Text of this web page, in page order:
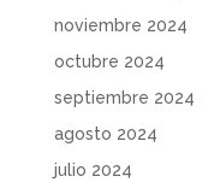
noviembre 2024
octubre 2024
septiembre 2024
agosto 2024
julio 2024